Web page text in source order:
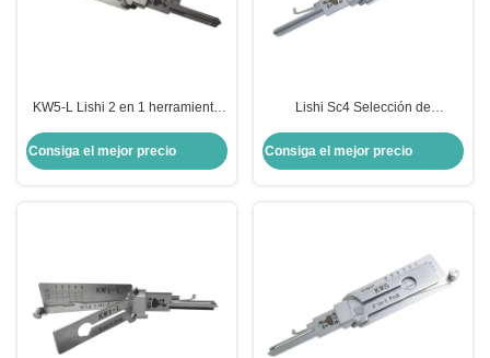
KW5-L Lishi 2 en 1 herramienta
cerraduras de acero inoxidable
Decodificador de cerraduras
Consiga el mejor precio
Lishi Sc4 Selección de
acero inoxidable Selección de
Consiga el mejor precio